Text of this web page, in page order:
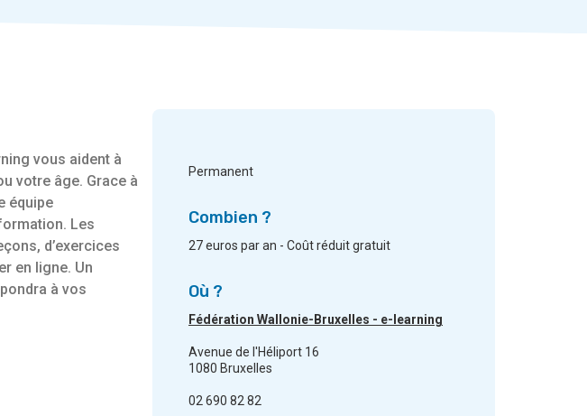
vous aident à
votre âge. Grace à
équipe
Les
d’exercices
en ligne. Un
à vos
Permanent
Combien ?
27 euros par an - Coût réduit gratuit
Où ?
Fédération Wallonie-Bruxelles - e-learning
Avenue de l'Héliport 16
1080 Bruxelles
02 690 82 82